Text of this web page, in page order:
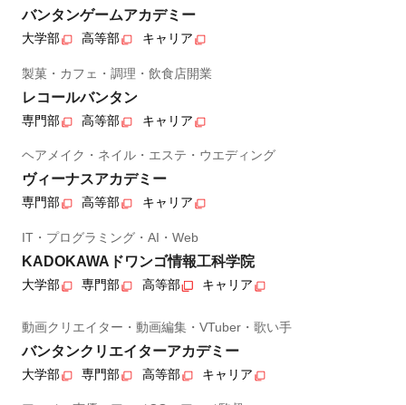
バンタンゲームアカデミー
大学部 高等部 キャリア
製菓・カフェ・調理・飲食店開業
レコールバンタン
専門部 高等部 キャリア
ヘアメイク・ネイル・エステ・ウエディング
ヴィーナスアカデミー
専門部 高等部 キャリア
IT・プログラミング・AI・Web
KADOKAWAドワンゴ情報工科学院
大学部 専門部 高等部 キャリア
動画クリエイター・動画編集・VTuber・歌い手
バンタンクリエイターアカデミー
大学部 専門部 高等部 キャリア